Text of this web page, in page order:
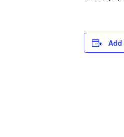
Add